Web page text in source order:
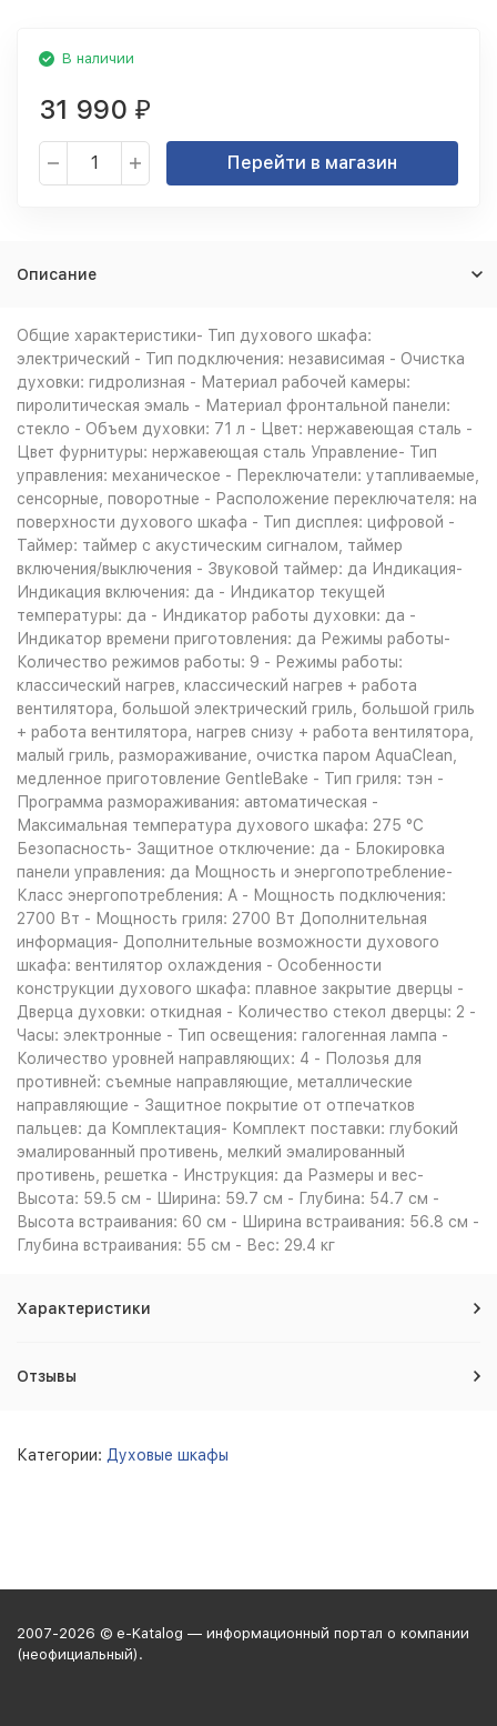
В наличии
31 990 ₽
Перейти в магазин
Описание
Общие характеристики- Тип духового шкафа:
электрический - Тип подключения: независимая - Очистка
духовки: гидролизная - Материал рабочей камеры:
пиролитическая эмаль - Материал фронтальной панели:
стекло - Объем духовки: 71 л - Цвет: нержавеющая сталь -
Цвет фурнитуры: нержавеющая сталь Управление- Тип
управления: механическое - Переключатели: утапливаемые,
сенсорные, поворотные - Расположение переключателя: на
поверхности духового шкафа - Тип дисплея: цифровой -
Таймер: таймер с акустическим сигналом, таймер
включения/выключения - Звуковой таймер: да Индикация-
Индикация включения: да - Индикатор текущей
температуры: да - Индикатор работы духовки: да -
Индикатор времени приготовления: да Режимы работы-
Количество режимов работы: 9 - Режимы работы:
классический нагрев, классический нагрев + работа
вентилятора, большой электрический гриль, большой гриль
+ работа вентилятора, нагрев снизу + работа вентилятора,
малый гриль, размораживание, очистка паром AquaClean,
медленное приготовление GentleBake - Тип гриля: тэн -
Программа размораживания: автоматическая -
Максимальная температура духового шкафа: 275 °С
Безопасность- Защитное отключение: да - Блокировка
панели управления: да Мощность и энергопотребление-
Класс энергопотребления: A - Мощность подключения:
2700 Вт - Мощность гриля: 2700 Вт Дополнительная
информация- Дополнительные возможности духового
шкафа: вентилятор охлаждения - Особенности
конструкции духового шкафа: плавное закрытие дверцы -
Дверца духовки: откидная - Количество стекол дверцы: 2 -
Часы: электронные - Тип освещения: галогенная лампа -
Количество уровней направляющих: 4 - Полозья для
противней: съемные направляющие, металлические
направляющие - Защитное покрытие от отпечатков
пальцев: да Комплектация- Комплект поставки: глубокий
эмалированный противень, мелкий эмалированный
противень, решетка - Инструкция: да Размеры и вес-
Высота: 59.5 см - Ширина: 59.7 см - Глубина: 54.7 см -
Высота встраивания: 60 см - Ширина встраивания: 56.8 см -
Глубина встраивания: 55 см - Вес: 29.4 кг
Характеристики
Отзывы
Категории: Духовые шкафы
2007-2026 © e-Katalog — информационный портал о компании
(неофициальный).